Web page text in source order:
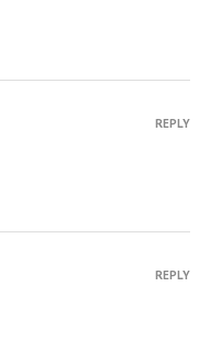
REPLY
REPLY